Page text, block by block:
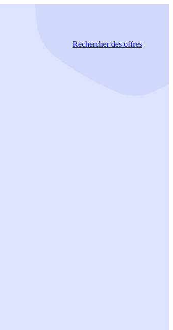
Rechercherdes offres